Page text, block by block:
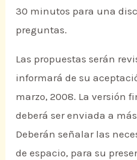
30 minutos para una
preguntas.
Las propuestas serán
informará de su
marzo, 2008. La versión
deberá ser enviada a
Deberán señalar las
de espacio, para su